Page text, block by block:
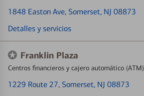
1848 Easton Ave, Somerset, NJ 08873
Detalles y servicios
Franklin Plaza
Centros financieros y cajero automático (ATM)
1229 Route 27, Somerset, NJ 08873